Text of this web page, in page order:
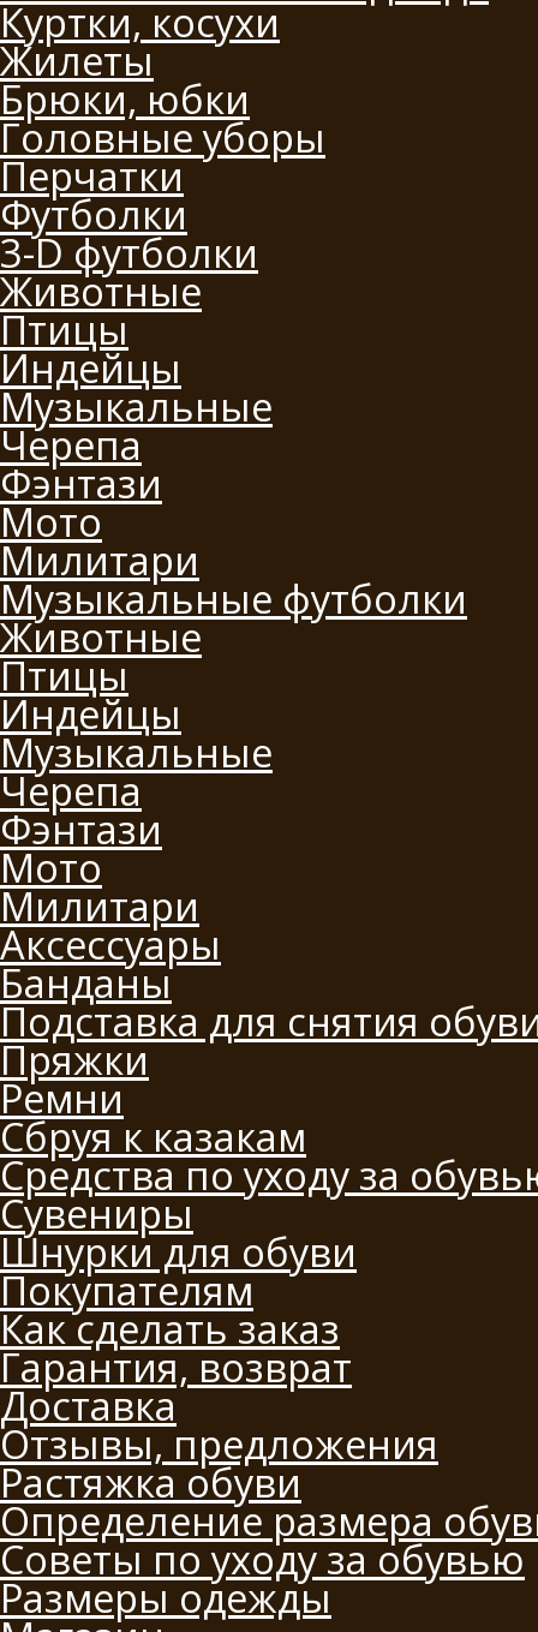
Куртки, косухи
Жилеты
Брюки, юбки
Головные уборы
Перчатки
Футболки
3-D футболки
Животные
Птицы
Индейцы
Музыкальные
Черепа
Фэнтази
Мото
Милитари
Музыкальные футболки
Животные
Птицы
Индейцы
Музыкальные
Черепа
Фэнтази
Мото
Милитари
Аксессуары
Банданы
Подставка для снятия
Пряжки
Ремни
Сбруя к казакам
Средства по уходу за
Сувениры
Шнурки для обуви
Покупателям
Как сделать заказ
Гарантия, возврат
Доставка
Отзывы, предложения
Растяжка обуви
Определение размера
Советы по уходу за обувью
Размеры одежды